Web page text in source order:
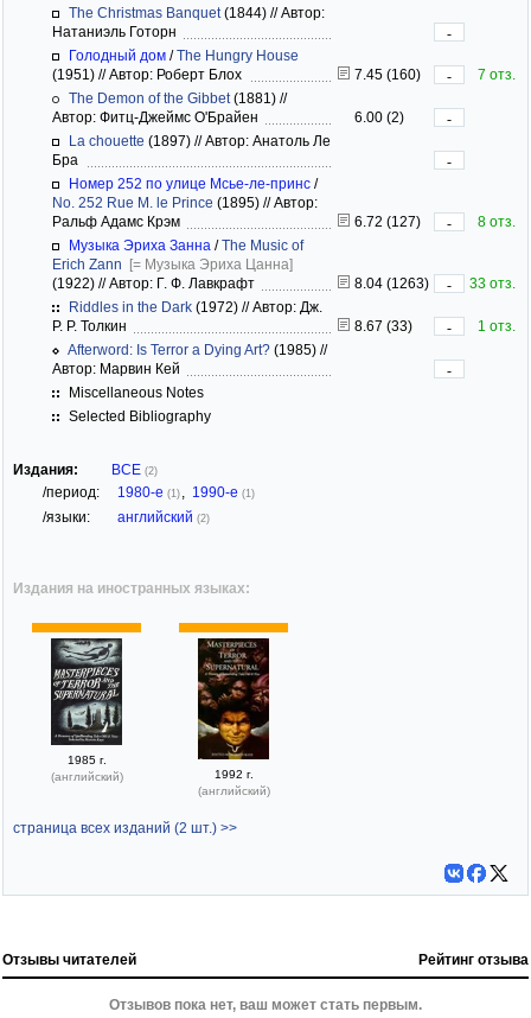
The Christmas Banquet(1844) //Автор:
Натаниэль Готорн
-
Голодный дом /The Hungry House
(1951) //Автор: Роберт Блох 7.45 (160) -
7 отз.
The Demon of the Gibbet(1881) //
Автор: Фитц-Джеймс О'Брайен
6.00 (2)
-
La chouette (1897) //Автор: Анатоль Ле
Бра
-
Номер 252 по улице Мсье-ле-принс /
No. 252 Rue M. le Prince (1895) //Автор:
Ральф Адамс Крэм
6.72 (127) -
8 отз.
Музыка Эриха Занна /The Music of
Erich Zann [= Музыка Эриха Цанна]
(1922) //Автор: Г. Ф. Лавкрафт 8.04 (1263) -
33 отз.
Riddles in the Dark (1972) //Автор: Дж.
Р. Р. Толкин
8.67 (33) -
1 отз.
Afterword: Is Terror a Dying Art? (1985) //
Автор: Марвин Кей
-
Miscellaneous Notes
Selected Bibliography
Издания: ВСЕ (2)
/период: 1980-е (1) 1990-е (1)
/языки: английский (2)
Издания на иностранных языках:
1985 г.
(английский)
1992 г.
(английский)
страница всех изданий (2 шт.) >>
Отзывы читателей Рейтинг отзыва
Отзывов пока нет, ваш может стать первым.